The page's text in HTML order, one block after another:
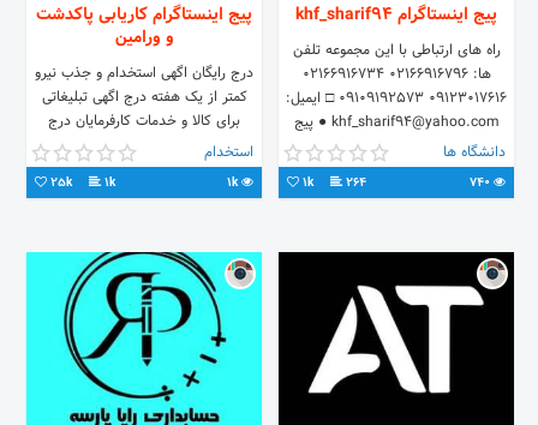
پیج اینستاگرام khf_sharif94
راه های ارتباطی با این مجموعه تلفن
ها: 02166916796 02166916734
09123017616 09109192573 □ ایمیل:
khf_sharif94@yahoo.com ● پیج
دوم مجموعه ما @sharif.ebدانشگاه ها
264
1k
پیج اینستاگرام کاریابی پاکدشت
و ورامین
درج رایگان اگهی استخدام و جذب نیرو
کمتر از یک هفته درج اگهی تبلیغاتی
برای کالا و خدمات کارفرمایان درج
رزومه دنبال کنندگان و کارجویان ⚪️
#کاریابی #نیازمندیهای_استخدامی
#پاکدشت #ورامین #قرچک #پیشوا
نظر شما و حتی جستجوی نوع شغل
درخواستی شما #pakdasht #varamin
#job #jobs#استخدام #کار #مشاغل
استخدام
1k
1k
25k